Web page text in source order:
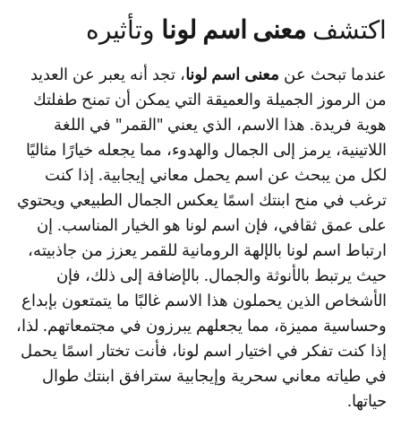
اكتشف معنى اسم لونا وتأثيره
عندما تبحث عن معنى اسم لونا، تجد أنه يعبر عن العديد
من الرموز الجميلة والعميقة التي يمكن أن تمنح طفلتك
هوية فريدة. هذا الاسم، الذي يعني "القمر" في اللغة
اللاتينية، يرمز إلى الجمال والهدوء، مما يجعله خيارًا مثاليًا
لكل من يبحث عن اسم يحمل معاني إيجابية. إذا كنت
ترغب في منح ابنتك اسمًا يعكس الجمال الطبيعي ويحتوي
على عمق ثقافي، فإن اسم لونا هو الخيار المناسب. إن
ارتباط اسم لونا بالإلهة الرومانية للقمر يعزز من جاذبيته،
حيث يرتبط بالأنوثة والجمال. بالإضافة إلى ذلك، فإن
الأشخاص الذين يحملون هذا الاسم غالبًا ما يتمتعون بإبداع
وحساسية مميزة، مما يجعلهم يبرزون في مجتمعاتهم. لذا،
إذا كنت تفكر في اختيار اسم لونا، فأنت تختار اسمًا يحمل
في طياته معاني سحرية وإيجابية سترافق ابنتك طوال
حياتها.